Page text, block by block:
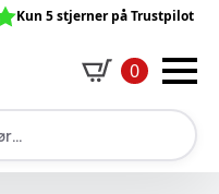
Kun 5 stjerner på Trustpilot
0